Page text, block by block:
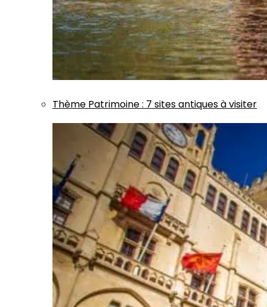
Thème Patrimoine: 7 sites antiques à visiter